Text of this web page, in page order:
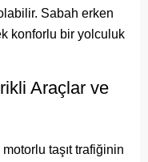
Sabah erken
konforlu bir yolculuk
Araçlar ve
motorlu taşıt trafiğinin